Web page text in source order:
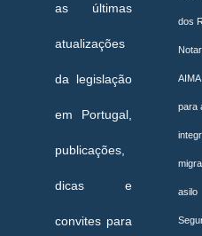
dos
para
asilo
as últimas
atualizações
da legislação
em Portugal,
publicações,
dicas e
convites para